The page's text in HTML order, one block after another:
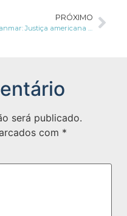
PRÓXIMO
Mianmar: Justiça americana ordena quebra de sigilo do Facebook para investigar ameaças contra rohingyas
será publicado.
com *